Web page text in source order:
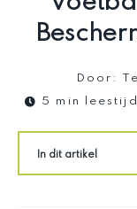
Door:
5 min leestijd
In dit artikel